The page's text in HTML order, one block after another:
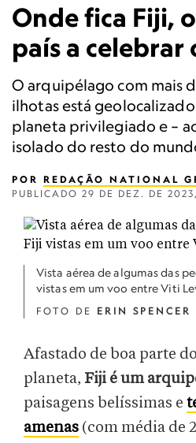
Onde fica Fiji,
país a celebrar
O arquipélago com mais
ilhotas está
planeta privilegiado e –
isolado do resto do
POR REDAÇÃO NATIONAL
PUBLICADO 29 DE DEZ. DE
Vista aérea de algumas das
vistas em um voo entre Viti
FOTO DE ERIN SPENCER
Afastado de boa parte
planeta, Fiji é um
paisagens belíssimas e
amenas (com média de